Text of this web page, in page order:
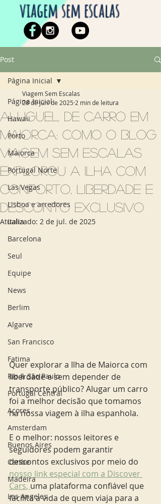
viagem sem escalas
Post
Página Inicial
Hawaii
Porto
Maiorca
Portugal Norte
Las Vegas
Lisboa e arredores
Italia
Barcelona
Seul
Equipe
News
Berlim
Algarve
San Francisco
Fatima
Rio & São Paulo
Portugal Central
Açores
Amsterdam
Buenos Aires
Caribe
Madeira
Los Angeles
Página Inicial
Aluguel de carro em
Maiorca: como o blog
Viagem Sem Escalas
explorou a ilha com
conforto, liberdade e
desconto exclusivo
Viagem Sem Escalas
28 de jun. de 2025 2 min de leitura
Atualizado: 2 de jul. de 2025
Quer explorar a Ilha de Maiorca com
liberdade e sem depender de
transporte público? Alugar um carro
foi a melhor decisão que tomamos
na nossa viagem à ilha espanhola.
E o melhor: nossos leitores e
seguidores podem garantir
descontos exclusivos por meio do
nosso link especial com a Discover
Cars, uma plataforma confiável que
facilita a vida de quem viaja para a